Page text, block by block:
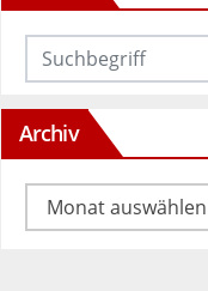
Archiv
Archiv